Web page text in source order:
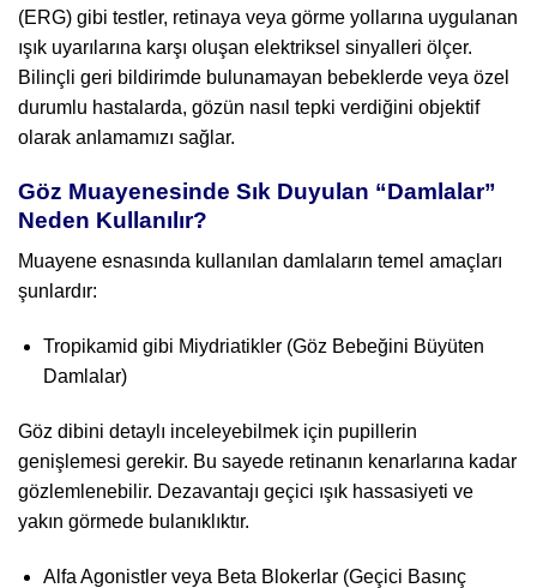
(ERG) gibi testler, retinaya veya görme yollarına uygulanan
ışık uyarılarına karşı oluşan elektriksel sinyalleri ölçer.
Bilinçli geri bildirimde bulunamayan bebeklerde veya özel
durumlu hastalarda, gözün nasıl tepki verdiğini objektif
olarak anlamamızı sağlar.
Göz Muayenesinde Sık Duyulan “Damlalar”
Neden Kullanılır?
Muayene esnasında kullanılan damlaların temel amaçları
şunlardır:
Tropikamid gibi Miydriatikler (Göz Bebeğini Büyüten
Damlalar)
Göz dibini detaylı inceleyebilmek için pupillerin
genişlemesi gerekir. Bu sayede retinanın kenarlarına kadar
gözlemlenebilir. Dezavantajı geçici ışık hassasiyeti ve
yakın görmede bulanıklıktır.
Alfa Agonistler veya Beta Blokerlar (Geçici Basınç